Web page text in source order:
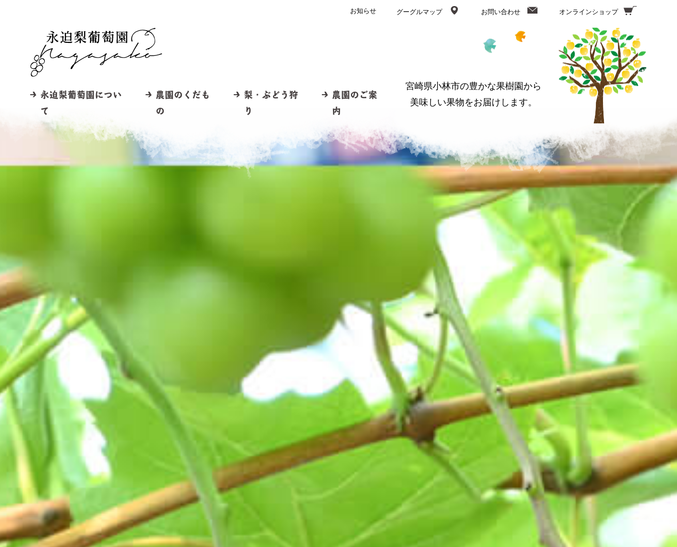
お知らせ グーグルマップ お問い合わせ オンラインショップ
永迫梨葡萄園につい
て
農園のくだも
の
梨・ぶどう狩
り
農園のご案
内
宮崎県小林市の豊かな果樹園から
美味しい果物をお届けします。